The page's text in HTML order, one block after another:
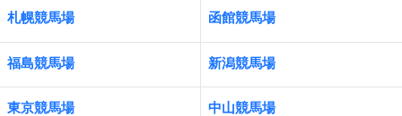
札幌競馬場 函館競馬場
福島競馬場 新潟競馬場
東京競馬場 中山競馬場